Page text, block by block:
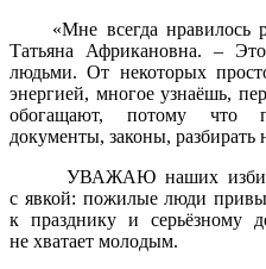
«Мне всегда нравилось
Татьяна Африкановна. –
людьми. От некоторых
энергией, многое узнаёшь,
обогащают, потому что
документы, законы,
УВАЖАЮ наших
с явкой: пожилые люди
к празднику и серьёзному
не хватает молодым.